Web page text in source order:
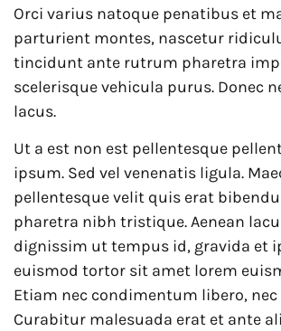
Orci varius natoque penatibus et
parturient montes, nascetur
tincidunt ante rutrum pharetra
scelerisque vehicula purus. Donec
lacus.
Ut a est non est pellentesque
ipsum. Sed vel venenatis ligula.
pellentesque velit quis erat
pharetra nibh tristique. Aenean
dignissim ut tempus id, gravida et
euismod tortor sit amet lorem
Etiam nec condimentum libero,
Curabitur malesuada erat et ante